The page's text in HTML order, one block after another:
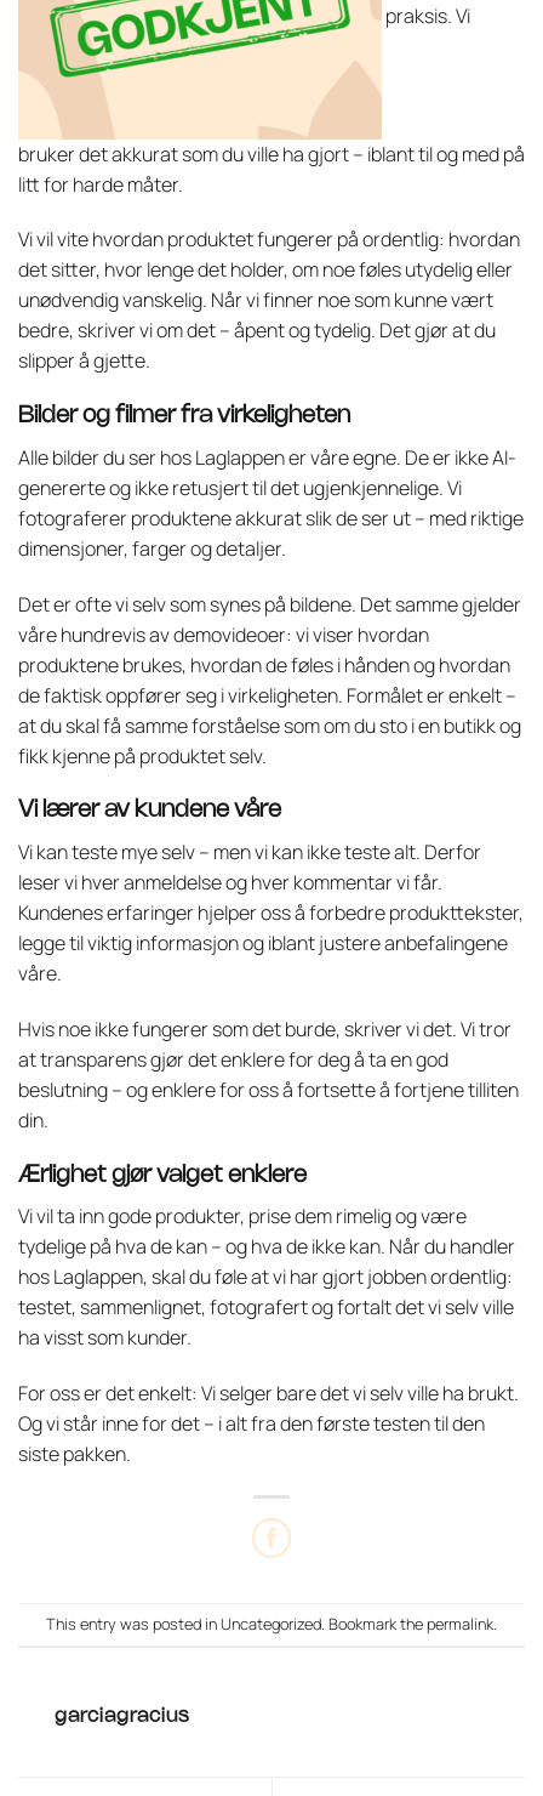
praksis. Vi
bruker det akkurat som du ville ha gjort – iblant til og med på
litt for harde måter.
Vi vil vite hvordan produktet fungerer på ordentlig: hvordan
det sitter, hvor lenge det holder, om noe føles utydelig eller
unødvendig vanskelig. Når vi finner noe som kunne vært
bedre, skriver vi om det – åpent og tydelig. Det gjør at du
slipper å gjette.
Bilder og filmer fra virkeligheten
Alle bilder du ser hos Laglappen er våre egne. De er ikke AI-
genererte og ikke retusjert til det ugjenkjennelige. Vi
fotograferer produktene akkurat slik de ser ut – med riktige
dimensjoner, farger og detaljer.
Det er ofte vi selv som synes på bildene. Det samme gjelder
våre hundrevis av demovideoer: vi viser hvordan
produktene brukes, hvordan de føles i hånden og hvordan
de faktisk oppfører seg i virkeligheten. Formålet er enkelt –
at du skal få samme forståelse som om du sto i en butikk og
fikk kjenne på produktet selv.
Vi lærer av kundene våre
Vi kan teste mye selv – men vi kan ikke teste alt. Derfor
leser vi hver anmeldelse og hver kommentar vi får.
Kundenes erfaringer hjelper oss å forbedre produkttekster,
legge til viktig informasjon og iblant justere anbefalingene
våre.
Hvis noe ikke fungerer som det burde, skriver vi det. Vi tror
at transparens gjør det enklere for deg å ta en god
beslutning – og enklere for oss å fortsette å fortjene tilliten
din.
Ærlighet gjør valget enklere
Vi vil ta inn gode produkter, prise dem rimelig og være
tydelige på hva de kan – og hva de ikke kan. Når du handler
hos Laglappen, skal du føle at vi har gjort jobben ordentlig:
testet, sammenlignet, fotografert og fortalt det vi selv ville
ha visst som kunder.
For oss er det enkelt: Vi selger bare det vi selv ville ha brukt.
Og vi står inne for det – i alt fra den første testen til den
siste pakken.
This entry was posted inUncategorized. Bookmark thepermalink.
garciagracius